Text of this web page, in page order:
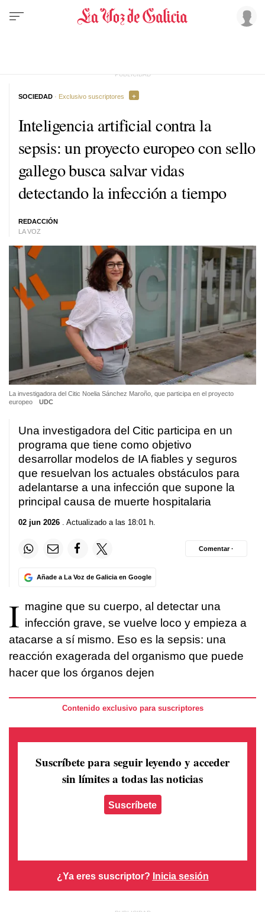
Inteligencia artificial contra la
sepsis: un proyecto europeo con sello
gallego busca salvar vidas
detectando la infección a tiempo
REDACCIÓN
LA VOZ
SOCIEDAD · Exclusivo suscriptores
La investigadora del Citic Noelia Sánchez Maroño, que participa en el proyecto
europeo
UDC
Una investigadora del Citic participa en un
programa que tiene como objetivo
desarrollar modelos de IA fiables y seguros
que resuelvan los actuales obstáculos para
adelantarse a una infección que supone la
principal causa de muerte hospitalaria
02 jun 2026 . Actualizado a las 18:01 h.
Añade a La Voz de Galicia en Google
Comentar ·
I magine que su cuerpo, al detectar una
infección grave, se vuelve loco y empieza a
atacarse a sí mismo. Eso es la sepsis: una
reacción exagerada del organismo que puede
hacer que los órganos dejen
Contenido exclusivo para suscriptores
Suscríbete para seguir leyendo y acceder
sin límites a todas las noticias
Suscríbete
¿Ya eres suscriptor? Inicia sesión